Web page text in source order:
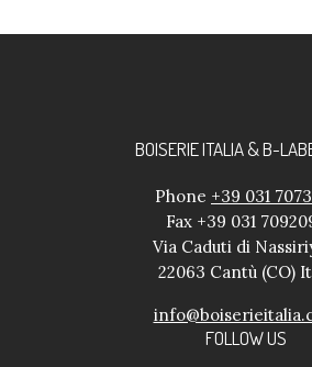
BOISERIE ITALIA & B-
Phone +39 031
Fax +39 031
Via Caduti di
22063 Cantù (CO)
FOLLOW US